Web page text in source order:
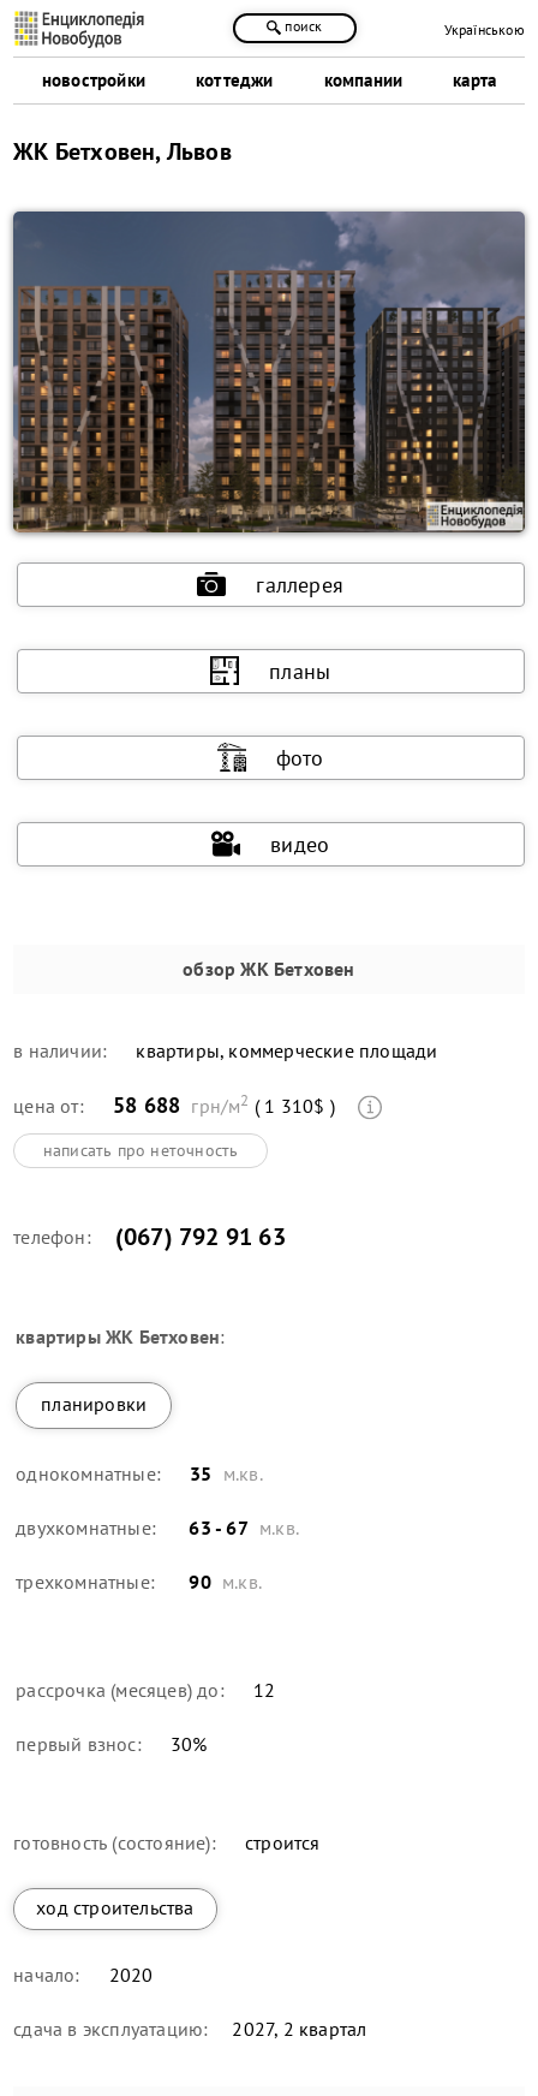
новостройки коттеджи компании карта
поиск Українською
ЖК Бетховен, Львов
галлерея
планы
фото
видео
обзор ЖК Бетховен
в наличии: квартиры, коммерческие площади
цена от: 58 688 грн/м2 ( 1 310$ )
написать про неточность
телефон: (067) 792 91 63
квартирыЖК Бетховен:
планировки
однокомнатные: 35 м.кв.
двухкомнатные: 63 - 67 м.кв.
трехкомнатные: 90 м.кв.
рассрочка (месяцев) до: 12
первый взнос: 30%
готовность (состояние): строится
ход строительства
начало: 2020
сдача в эксплуатацию: 2027, 2 квартал